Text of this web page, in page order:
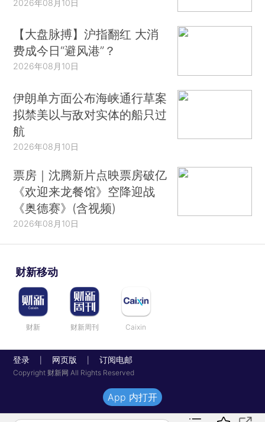
2026年08月10日
【大盘脉搏】沪指翻红 大消
费成今日“避风港”？
2026年08月10日
伊朗单方面公布海峡通行草案
拟禁美以与敌对实体的船只过
航
2026年08月10日
票房｜沈腾新片点映票房破亿
《欢迎来龙餐馆》空降迎战
《奥德赛》(含视频)
2026年08月10日
财新移动
财新 财新周刊 Caixin
登录 网页版 订阅电邮
Copyright 财新网 All Rights Reserved
App 内打开